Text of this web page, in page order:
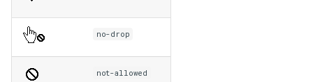
no-drop
not-allowed